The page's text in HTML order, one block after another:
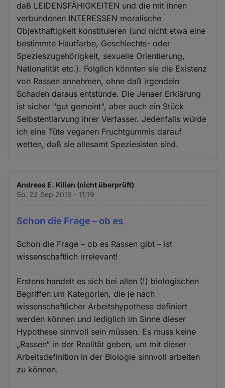
daß LEIDENSFÄHIGKEITEN und die mit ihnen
verbundenen INTERESSEN moralische
Objekthaftigkeit konstituieren (und nicht etwa eine
bestimmte Hautfarbe, Geschlechts- oder
Spezieszugehörigkeit, sexuelle Orientierung,
Nationalität etc.). Folglich könnten sie die Existenz
von Rassen annehmen, ohne daß irgendein
Schaden daraus entstünde. Die Jenaer Erklärung
ist sicher "gut gemeint", aber auch ein Stück
Selbstentlarvung ihrer Verfasser. Jedenfalls würde
ich eine Tüte veganen Fruchtgummis darauf
wetten, daß sie allesamt Speziesisten sind.
Andreas E. Kilian (nicht überprüft)
So. 22 Sep 2019 - 11:19
Schon die Frage – ob es
Schon die Frage – ob es Rassen gibt – ist
wissenschaftlich irrelevant!
Erstens handelt es sich bei allen (!) biologischen
Begriffen um Kategorien, die je nach
wissenschaftlicher Arbeitshypothese definiert
werden können und lediglich im Sinne dieser
Hypothese sinnvoll sein müssen. Es muss keine
„Rassen“ in der Realität geben, um mit dieser
Arbeitsdefinition in der Biologie sinnvoll arbeiten
zu können.